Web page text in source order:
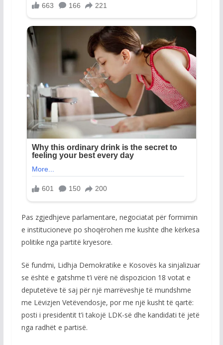
Pas zgjedhjeve parlamentare, negociatat për formimin
e institucioneve po shoqërohen me kushte dhe kërkesa
politike nga partitë kryesore.
Së fundmi, Lidhja Demokratike e Kosovës ka sinjalizuar
se është e gatshme t’i vërë në dispozicion 18 votat e
deputetëve të saj për një marrëveshje të mundshme
me Lëvizjen Vetëvendosje, por me një kusht të qartë:
posti i presidentit t’i takojë LDK-së dhe kandidati të jetë
nga radhët e partisë.